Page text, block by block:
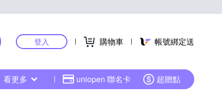
登入 購物車 帳號綁定送
看更多 uniopen 聯名卡 超贈點